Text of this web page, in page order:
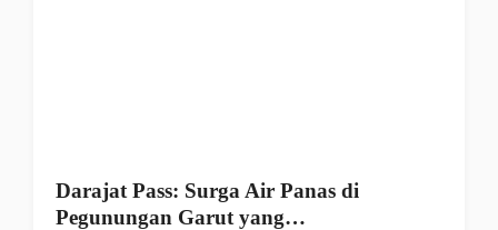
Darajat Pass: Surga Air Panas di
Pegunungan Garut yang…